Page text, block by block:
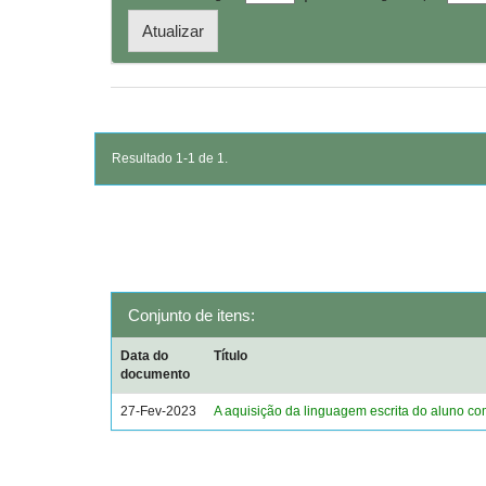
Resultado 1-1 de 1.
Conjunto de itens:
Data do
documento
Título
27-Fev-2023 A aquisição da linguagem escrita do aluno